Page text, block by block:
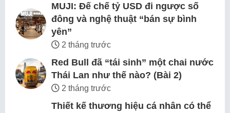
MUJI: Đế chế tỷ USD đi ngược số
đông và nghệ thuật “bán sự bình
yên”
2 tháng trước
Red Bull đã “tái sinh” một chai nước
Thái Lan như thế nào? (Bài 2)
2 tháng trước
Thiết kế thương hiệu cá nhân có thể